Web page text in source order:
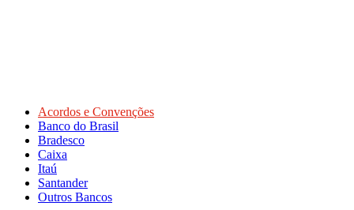
Acordos e Convenções
Banco do Brasil
Bradesco
Caixa
Itaú
Santander
Outros Bancos